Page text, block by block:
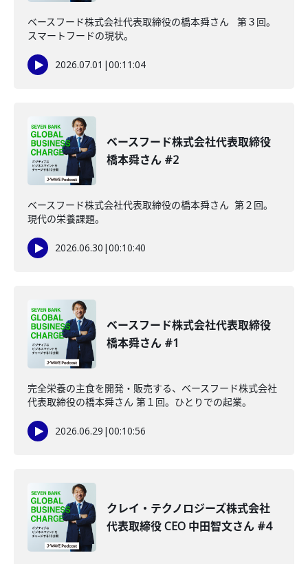
ベースフード株式会社代表取締役の橋本舜さん 第３回。
スマートフードの現状。
2026.07.01 |00:11:04
ベースフード株式会社代表取締役
橋本舜さん #2
ベースフード株式会社代表取締役の橋本舜さん 第２回。
現代の栄養課題。
2026.06.30 |00:10:40
ベースフード株式会社代表取締役
橋本舜さん #1
完全栄養の主食を開発・販売する、ベースフード株式会社
代表取締役の橋本舜さん 第１回。ひとりでの起業。
2026.06.29 |00:10:56
クレイ・テクノロジーズ株式会社
代表取締役 CEO 中田智文さん #4